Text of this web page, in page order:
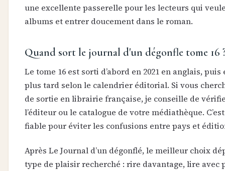
une excellente passerelle pour les lecteurs qui
albums et entrer doucement dans le roman.
Quand sort le journal d'un dégonfle tome 16
Le tome 16 est sorti d’abord en 2021 en anglais,
plus tard selon le calendrier éditorial. Si vous
de sortie en librairie française, je conseille de
l’éditeur ou le catalogue de votre médiathèque.
fiable pour éviter les confusions entre pays et
Après Le Journal d’un dégonflé, le meilleur choix
type de plaisir recherché : rire davantage, lire avec